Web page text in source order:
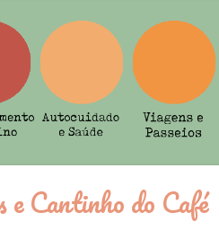
e Cantinho do Café